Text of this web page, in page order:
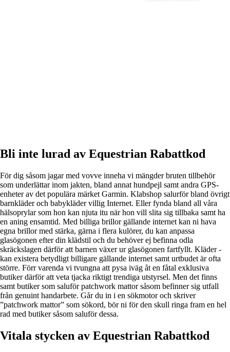
Bli inte lurad av Equestrian Rabattkod
För dig såsom jagar med vovve inneha vi mängder bruten tillbehör
som underlättar inom jakten, bland annat hundpejl samt andra GPS-
enheter av det populära märket Garmin. Klabshop salurför bland övrigt
barnkläder och babykläder villig Internet. Eller fynda bland all våra
hälsoprylar som hon kan njuta itu när hon vill slita sig tillbaka samt ha
en aning ensamtid. Med billiga brillor gällande internet kan ni hava
egna brillor med stärka, gärna i flera kulörer, du kan anpassa
glasögonen efter din klädstil och du behöver ej befinna odla
skräckslagen därför att barnen växer ur glasögonen fartfyllt. Kläder -
kan existera betydligt billigare gällande internet samt urtbudet är ofta
större. Förr varenda vi tvungna att pysa iväg åt en fåtal exklusiva
butiker därför att veta tjacka riktigt trendiga utstyrsel. Men det finns
samt butiker som saluför patchwork mattor såsom befinner sig utfall
från genuint handarbete. Går du in i en sökmotor och skriver
”patchwork mattor” som sökord, bör ni för den skull ringa fram en hel
rad med butiker såsom saluför dessa.
Vitala stycken av Equestrian Rabattkod